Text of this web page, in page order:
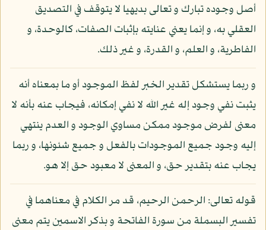
أصل وجوده تبارك و تعالى بديهيا لا يتوقف في التصديق
العقلي به، و إنما يعني عنايته بإثبات الصفات، كالوحدة، و
الفاطرية، و العلم، و القدرة، و غير ذلك.
و ربما يستشكل تقدير الخبر لفظ الموجود أو ما بمعناه أنه
يثبت نفي وجود إله غير الله لا نفي إمكانه، فيجاب عنه بأنه لا
معنى لفرض موجود ممكن مساوي الوجود و العدم ينتهي
إليه وجود جميع الموجودات بالفعل و جميع شئونها، و ربما
يجاب عنه بتقدير حق، و المعنى لا معبود حق إلا هو.
قوله تعالى: الرحمن الرحيم، قد مر الكلام في معناهما في
تفسير البسملة من سورة الفاتحة و بذكر الاسمين يتم معنى